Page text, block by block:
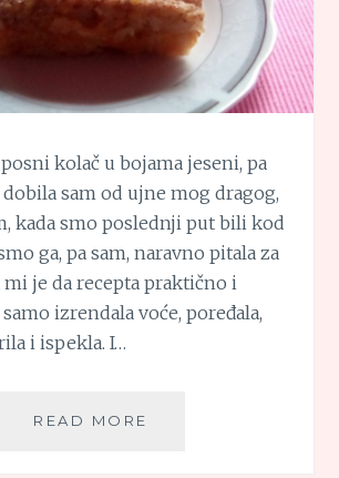
kolač u bojama jeseni, pa
sam od ujne mog dragog,
kada smo poslednji put bili kod
ga, pa sam, naravno pitala za
mi je da recepta praktično i
izrendala voće, poređala,
i ispekla. I…
READ MORE